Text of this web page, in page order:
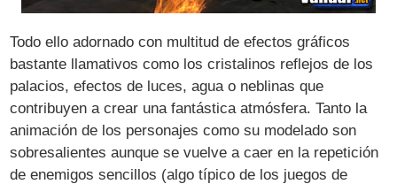
Todo ello adornado con multitud de efectos gráficos
bastante llamativos como los cristalinos reflejos de los
palacios, efectos de luces, agua o neblinas que
contribuyen a crear una fantástica atmósfera. Tanto la
animación de los personajes como su modelado son
sobresalientes aunque se vuelve a caer en la repetición
de enemigos sencillos (algo típico de los juegos de